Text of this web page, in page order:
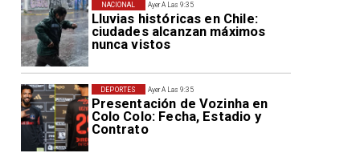
Ayer A Las 9:35
Lluvias históricas en Chile:
ciudades alcanzan máximos
nunca vistos
NACIONAL
Ayer A Las 9:35
Presentación de Vozinha en
Colo Colo: Fecha, Estadio y
Contrato
DEPORTES